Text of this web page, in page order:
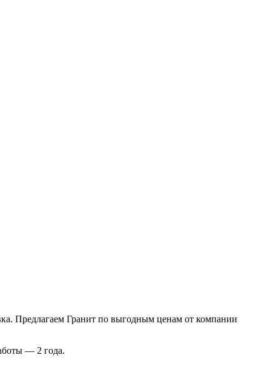
Предлагаем Гранит по выгодным ценам от компании
— 2 года.